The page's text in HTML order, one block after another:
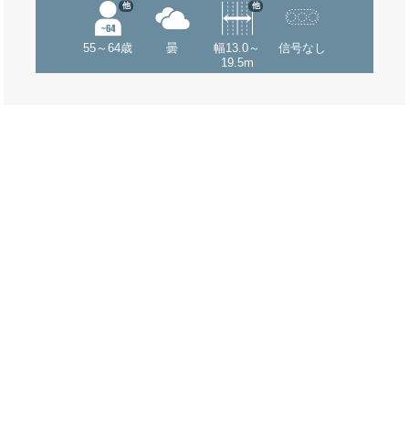
55～64歳
他
曇
幅13.0～
19.5m
他
信号なし